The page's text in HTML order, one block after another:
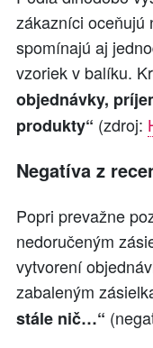
zákazníci oceňujú
spomínajú aj
vzoriek v balíku.
objednávky,
produkty“ (zdroj:
Negatíva z
Popri prevažne
nedoručeným
vytvorení
zabaleným
stále nič…“